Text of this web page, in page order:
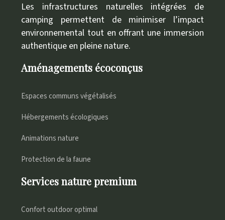
Les infrastructures naturelles intégrées de
camping permettent de minimiser l’impact
environnemental tout en offrant une immersion
authentique en pleine nature.
Aménagements écoconçus
Espaces communs végétalisés
Hébergements écologiques
Animations nature
Protection de la faune
Services nature premium
Confort outdoor optimal